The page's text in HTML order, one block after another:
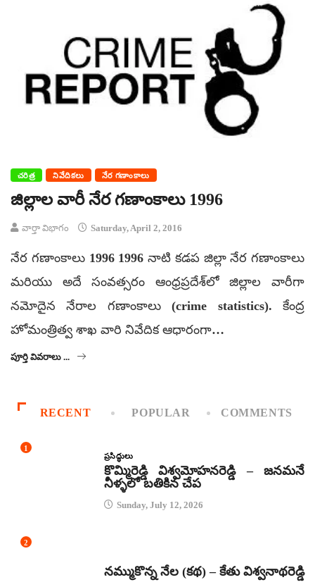
చరిత్ర నివేదికలు నేర గణాంకాలు
జిల్లాల వారీ నేర గణాంకాలు 1996
వార్తా విభాగం Saturday, April 2, 2016
నేర గణాంకాలు 1996 1996 నాటి కడప జిల్లా నేర గణాంకాలు
మరియు అదే సంవత్సరం ఆంధ్రప్రదేశ్‌లో జిల్లాల వారీగా
నమోదైన నేరాల గణాంకాలు (crime statistics). కేంద్ర
హోమంత్రిత్వ శాఖ వారి నివేదిక ఆధారంగా…
పూర్తి వివరాలు ...
RECENT POPULAR COMMENTS
1
ప్రసిద్ధులు
కొమ్మిరెడ్డి విశ్వమోహనరెడ్డి – జనమనే
నీళ్ళలో బతికిన చేప
Sunday, July 12, 2026
2
నమ్ముకొన్న నేల (కథ) – కేతు విశ్వనాథరెడ్డి